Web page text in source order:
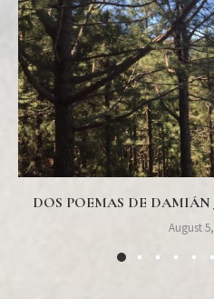
DOS POEMAS DE
August